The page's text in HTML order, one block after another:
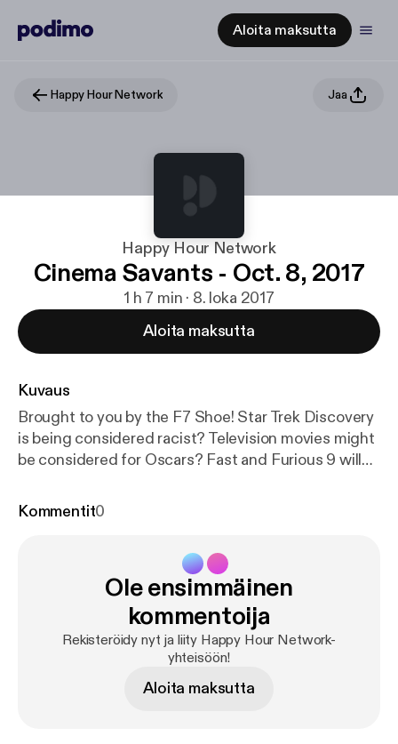
Aloita maksutta
Happy Hour Network Jaa
Happy Hour Network
Cinema Savants - Oct. 8, 2017
1 h 7 min · 8. loka 2017
Aloita maksutta
Kuvaus
Brought to you by the F7 Shoe! Star Trek Discovery
is being considered racist? Television movies might
be considered for Oscars? Fast and Furious 9 will
on Hollywood? Well, we have some of the answers.
Kommentit0
Ole ensimmäinen
kommentoija
Rekisteröidy nyt ja liity Happy Hour Network-
yhteisöön!
Aloita maksutta